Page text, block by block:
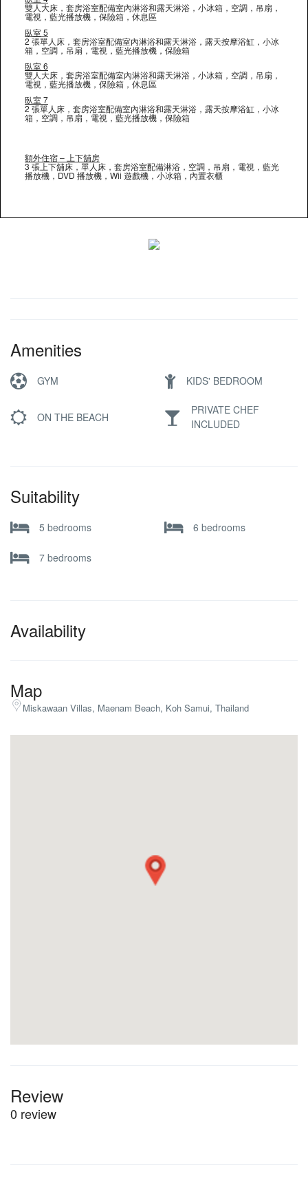
雙人大床，套房浴室配備室內淋浴和露天淋浴，小冰箱，空調，吊扇，
電視，藍光播放機，保險箱，休息區
臥室 5
2 張單人床，套房浴室配備室內淋浴和露天淋浴，露天按摩浴缸，小冰
箱，空調，吊扇，電視，藍光播放機，保險箱
臥室 6
雙人大床，套房浴室配備室內淋浴和露天淋浴，小冰箱，空調，吊扇，
電視，藍光播放機，保險箱，休息區
臥室 7
2 張單人床，套房浴室配備室內淋浴和露天淋浴，露天按摩浴缸，小冰
箱，空調，吊扇，電視，藍光播放機，保險箱
額外住宿 – 上下舖房
3 張上下舖床，單人床，套房浴室配備淋浴，空調，吊扇，電視，藍光
播放機，DVD 播放機，Wii 遊戲機，小冰箱，內置衣櫃
Amenities
GYM KIDS' BEDROOM
ON THE BEACH
PRIVATE CHEF
INCLUDED
Suitability
5 bedrooms 6 bedrooms
7 bedrooms
Availability
Map
Miskawaan Villas, Maenam Beach, Koh Samui, Thailand
Review
0 review